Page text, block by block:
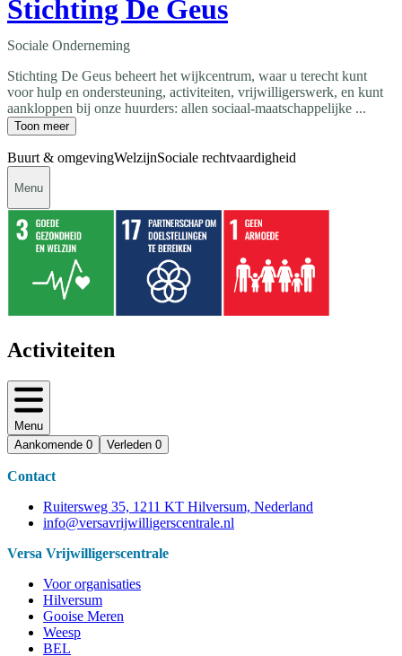
Stichting De Geus
Sociale Onderneming
Stichting De Geus beheert het wijkcentrum, waar u terecht kunt
voor hulp en ondersteuning, activiteiten, vrijwilligerswerk, en kunt
aankloppen bij onze huurders: allen sociaal-maatschappelijke ...
Toon meer
Buurt & omgevingWelzijnSociale rechtvaardigheid
Menu
Activiteiten
Menu
Aankomende 0 Verleden 0
Contact
Ruitersweg 35, 1211 KT Hilversum, Nederland
info@versavrijwilligerscentrale.nl
Versa Vrijwilligerscentrale
Voor organisaties
Hilversum
Gooise Meren
Weesp
BEL